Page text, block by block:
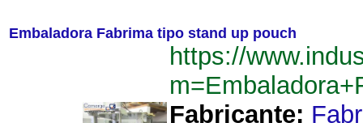
Embaladora Fabrima tipo stand up pouch
https://
Fabricante: